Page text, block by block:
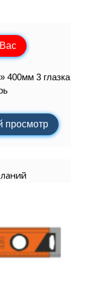
400мм 3 глазка
просмотр